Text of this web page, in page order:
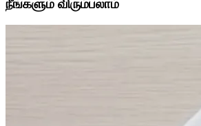
நீங்களும் விரும்பலாம்